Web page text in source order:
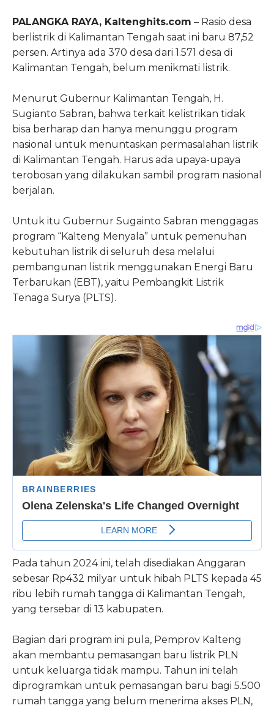
PALANGKA RAYA, Kaltenghits.com – Rasio desa
berlistrik di Kalimantan Tengah saat ini baru 87,52
persen. Artinya ada 370 desa dari 1.571 desa di
Kalimantan Tengah, belum menikmati listrik.
Menurut Gubernur Kalimantan Tengah, H.
Sugianto Sabran, bahwa terkait kelistrikan tidak
bisa berharap dan hanya menunggu program
nasional untuk menuntaskan permasalahan listrik
di Kalimantan Tengah. Harus ada upaya-upaya
terobosan yang dilakukan sambil program nasional
berjalan.
Untuk itu Gubernur Sugainto Sabran menggagas
program “Kalteng Menyala” untuk pemenuhan
kebutuhan listrik di seluruh desa melalui
pembangunan listrik menggunakan Energi Baru
Terbarukan (EBT), yaitu Pembangkit Listrik
Tenaga Surya (PLTS).
Pada tahun 2024 ini, telah disediakan Anggaran
sebesar Rp432 milyar untuk hibah PLTS kepada 45
ribu lebih rumah tangga di Kalimantan Tengah,
yang tersebar di 13 kabupaten.
Bagian dari program ini pula, Pemprov Kalteng
akan membantu pemasangan baru listrik PLN
untuk keluarga tidak mampu. Tahun ini telah
diprogramkan untuk pemasangan baru bagi 5.500
rumah tangga yang belum menerima akses PLN,